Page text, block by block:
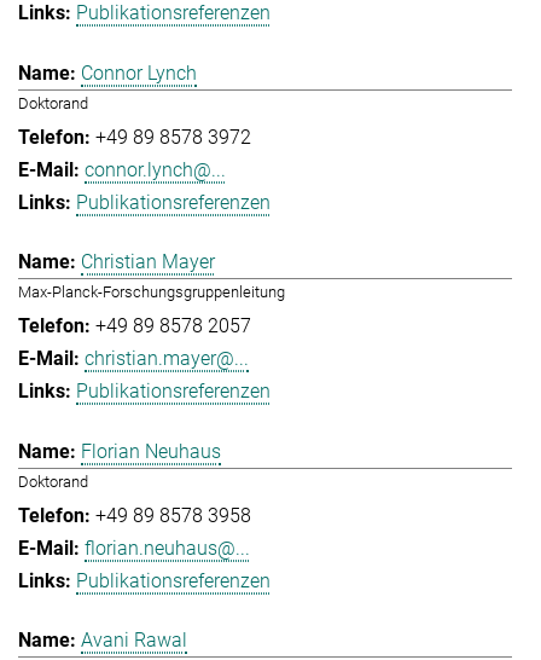
Publikationsreferenzen
Connor Lynch
Doktorand
+49 89 8578 3972
connor.lynch@...
Publikationsreferenzen
Christian Mayer
Max-Planck-Forschungsgruppenleitung
+49 89 8578 2057
christian.mayer@...
Publikationsreferenzen
Florian Neuhaus
Doktorand
+49 89 8578 3958
florian.neuhaus@...
Publikationsreferenzen
Avani Rawal